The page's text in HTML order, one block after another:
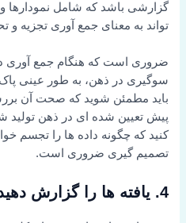
باشد که شامل نمودارها و نظرات
معنای جمع آوری تجزیه و تحلیل
که هنگام جمع آوری داده ها،
در ذهن، به طور عینی پاک و تجزیه و
شوید که صحت آن بررسی شده و
شده ای در ذهن تولید شده است.
داده ها را تجسم خواهید کرد
ضروری است.